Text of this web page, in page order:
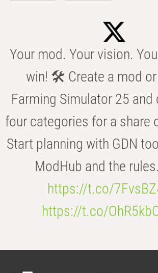
Your mod. Your vision.
win! 🛠️ Create a mod
Farming Simulator 25
four categories for a share
Start planning with GDN
ModHub and the
https://t.co/
https://t.co/